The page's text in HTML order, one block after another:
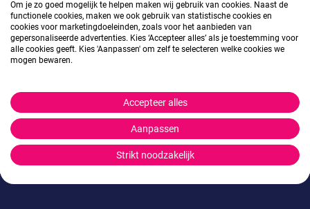
Stuur een e-mail
Utrecht
Stuur een e-mail
Om je zo goed mogelijk te helpen maken wij gebruik van cookies. Naast de
functionele cookies, maken we ook gebruik van statistische cookies en
cookies voor marketingdoeleinden, zoals voor het aanbieden van
gepersonaliseerde advertenties. Kies ‘Accepteer alles’ als je toestemming voor
alle cookies geeft. Kies 'Aanpassen' om zelf te selecteren welke cookies we
mogen bewaren.
Accepteer alles
Aanpassen
Strikt noodzakelijk